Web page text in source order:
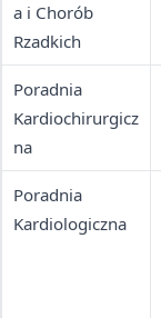
a i Chorób
Rzadkich
Poradnia
Kardiochirurgicz
na
Poradnia
Kardiologiczna